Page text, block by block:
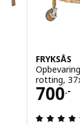
af 5 Stjerner.
FRYKSÅS
rotting,
700.-
Pris